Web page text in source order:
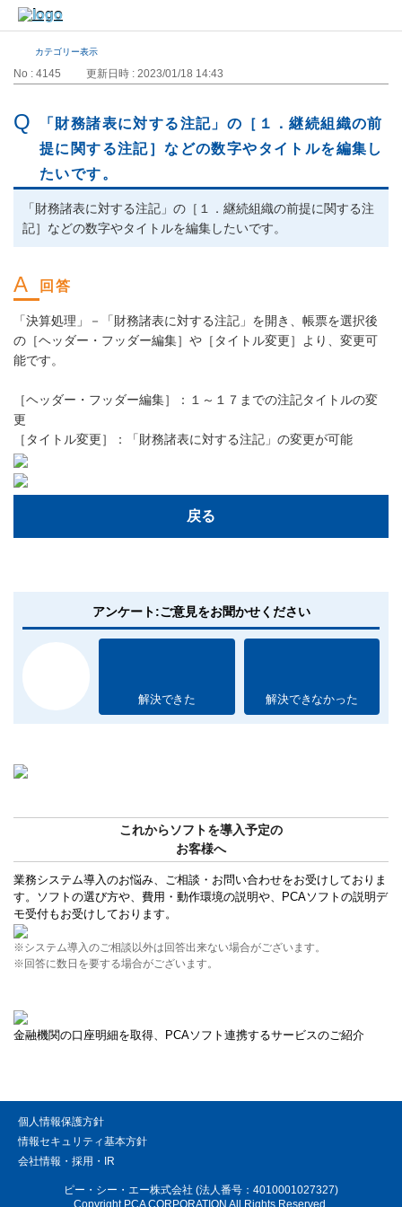
カテゴリー表示
No : 4145 更新日時 : 2023/01/18 14:43
「財務諸表に対する注記」の［１．継続組織の前
提に関する注記］などの数字やタイトルを編集し
たいです。
「財務諸表に対する注記」の［１．継続組織の前提に関する注
記］などの数字やタイトルを編集したいです。
「決算処理」－「財務諸表に対する注記」を開き、帳票を選択後
の［ヘッダー・フッダー編集］や［タイトル変更］より、変更可
能です。
［ヘッダー・フッダー編集］：１～１７までの注記タイトルの変
更
［タイトル変更］：「財務諸表に対する注記」の変更が可能
戻る
アンケート:ご意見をお聞かせください
解決できた 解決できなかった
これからソフトを導入予定の
お客様へ
業務システム導入のお悩み、ご相談・お問い合わせをお受けしておりま
す。ソフトの選び方や、費用・動作環境の説明や、PCAソフトの説明デ
モ受付もお受けしております。
※システム導入のご相談以外は回答出来ない場合がございます。
※回答に数日を要する場合がございます。
金融機関の口座明細を取得、PCAソフト連携するサービスのご紹介
個人情報保護方針
情報セキュリティ基本方針
会社情報・採用・IR
ピー・シー・エー株式会社 (法人番号：4010001027327)
Copyright PCA CORPORATION All Rights Reserved.